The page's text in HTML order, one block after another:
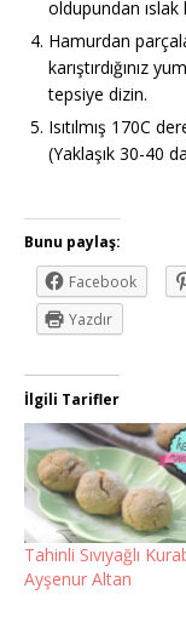
oldupundan
Hamurdan
karıştırdığınız
tepsiye dizin.
Isıtılmış 170C
(Yaklaşık 30-40
Bunu paylaş:
Facebook
Yazdır
İlgili Tarifler
Tahinli Sıvıyağlı
Ayşenur Altan